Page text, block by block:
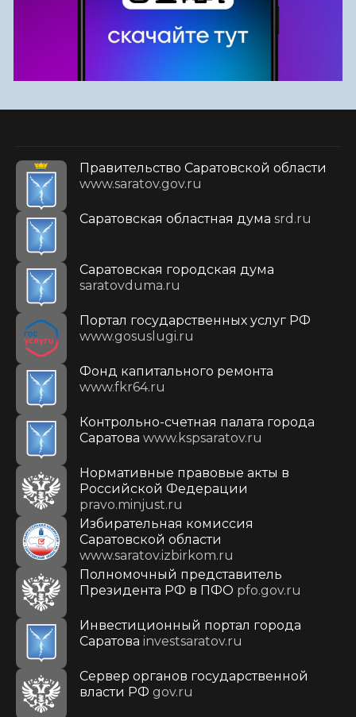
Правительство Саратовской области
www.saratov.gov.ru
Саратовская областная дума srd.ru
Саратовская городская дума
saratovduma.ru
Портал государственных услуг РФ
www.gosuslugi.ru
Фонд капитального ремонта
www.fkr64.ru
Контрольно-счетная палата города
Саратова www.kspsaratov.ru
Нормативные правовые акты в
Российской Федерации
pravo.minjust.ru
Избирательная комиссия
Саратовской области
www.saratov.izbirkom.ru
Полномочный представитель
Президента РФ в ПФО pfo.gov.ru
Инвестиционный портал города
Саратова investsaratov.ru
Сервер органов государственной
власти РФ gov.ru